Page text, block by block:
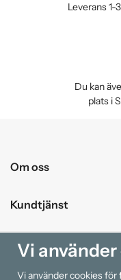
Leverans
Du kan
plats i
Om oss
Kundtjänst
Handla
Vi
Vi använder cookies för